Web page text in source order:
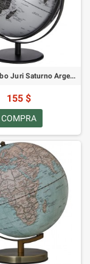
Emform Globo Juri Saturno Argento 30cm
155 $
COMPRA